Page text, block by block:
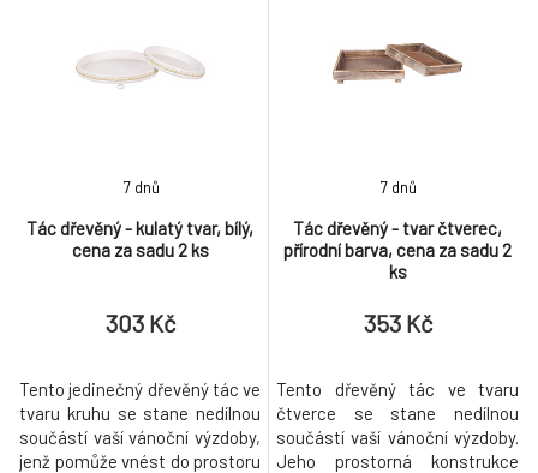
výhradně pro aranžovací a
dekorativní účely a není vhodný
pro styk s potravinami!
ochrannou igelitovou vložkou.
Tác dřevěný - kulatý tvar, bílý,
cena za sadu 2 ks
7 dnů
303 Kč
Tento jedinečný dřevěný tác ve
tvaru kruhu se stane nedílnou
součástí vaší vánoční výzdoby,
jenž pomůže vnést do prostoru
Tác dřevěný - tvar čtverec,
přírodní barva, cena za sadu 2
ks
7 dnů
353 Kč
Tento dřevěný tác ve tvaru
čtverce se stane nedílnou
součástí vaší vánoční výzdoby.
Jeho prostorná konstrukce